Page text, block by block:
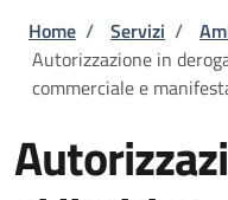
Briciole di
Home / Servizi /
Autorizzazione in
commerciale e